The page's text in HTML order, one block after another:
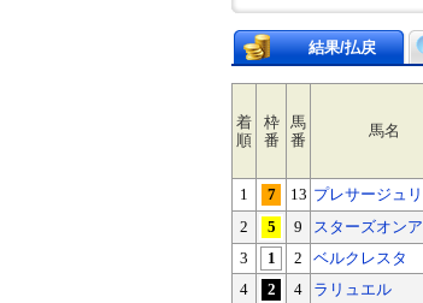
結果/払戻
着
順
枠
番
馬
番
馬名
1 7 13 プレサージュ
2
5 9 スターズオン
3
1 2 ベルクレスタ
4
2 4 ラリュエル